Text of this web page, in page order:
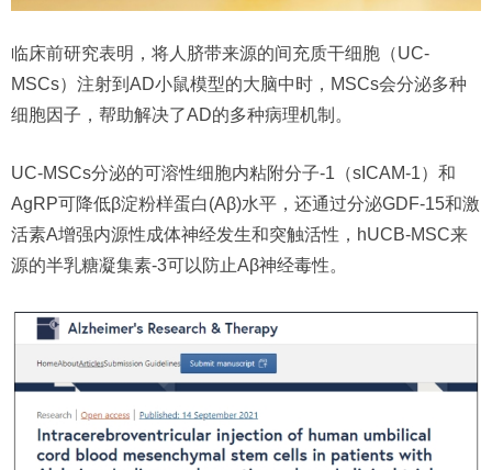
临床前研究表明，将人脐带来源的间充质干细胞（UC-
MSCs）注射到AD小鼠模型的大脑中时，MSCs会分泌多种
细胞因子，帮助解决了AD的多种病理机制。
UC-MSCs分泌的可溶性细胞内粘附分子-1（sICAM-1）和
AgRP可降低β淀粉样蛋白(Aβ)水平，还通过分泌GDF-15和激
活素A增强内源性成体神经发生和突触活性，hUCB-MSC来
源的半乳糖凝集素-3可以防止Aβ神经毒性。